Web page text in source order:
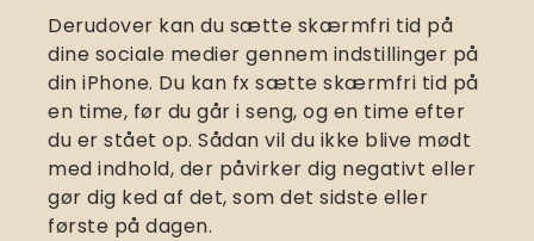
Derudover kan du sætte skærmfri tid på
dine sociale medier gennem indstillinger på
din iPhone. Du kan fx sætte skærmfri tid på
en time, før du går i seng, og en time efter
du er stået op. Sådan vil du ikke blive mødt
med indhold, der påvirker dig negativt eller
gør dig ked af det, som det sidste eller
første på dagen.